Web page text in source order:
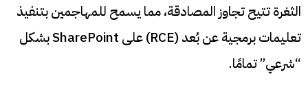
الثغرة تتيح تجاوز المصادقة، مما يسمح للمهاجمين بتنفيذ
تعليمات برمجية عن بُعد (RCE) على SharePoint بشكل
“شرعي” تمامًا.